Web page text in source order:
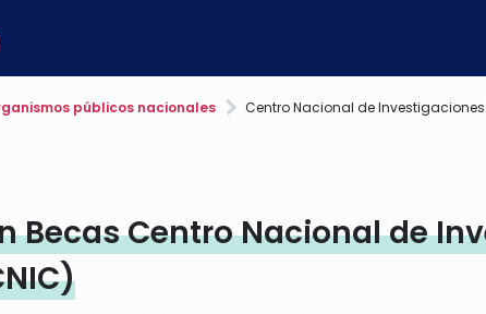
públicos nacionales Centro Nacional de Investigaciones
Becas Centro Nacional de